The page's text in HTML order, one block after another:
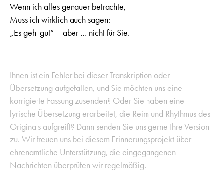
Wenn ich alles genauer betrachte,
Muss ich wirklich auch sagen:
„Es geht gut“ – aber … nicht für Sie.
Ihnen ist ein Fehler bei dieser Transkription oder
Übersetzung aufgefallen, und Sie möchten uns eine
korrigierte Fassung zusenden? Oder Sie haben eine
lyrische Übersetzung erarbeitet, die Reim und Rhythmus des
Originals aufgreift? Dann senden Sie uns gerne Ihre Version
zu. Wir freuen uns bei diesem Erinnerungsprojekt über
ehrenamtliche Unterstützung, die eingegangenen
Nachrichten überprüfen wir regelmäßig.